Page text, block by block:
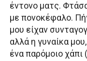
έντονο ματς.
με πονοκέφαλο.
μου είχαν
αλλά η γυναίκα
ένα παρόμοιο χάπι